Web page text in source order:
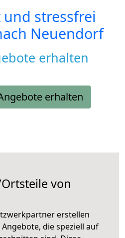
stressfrei
Neuendorf
erhalten
erhalten
von
erstellen
die speziell auf